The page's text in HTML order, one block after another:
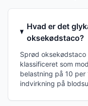
Hvad er det
oksekødstaco?
Sprød
klassificeret som
belastning på 10
indvirkning på